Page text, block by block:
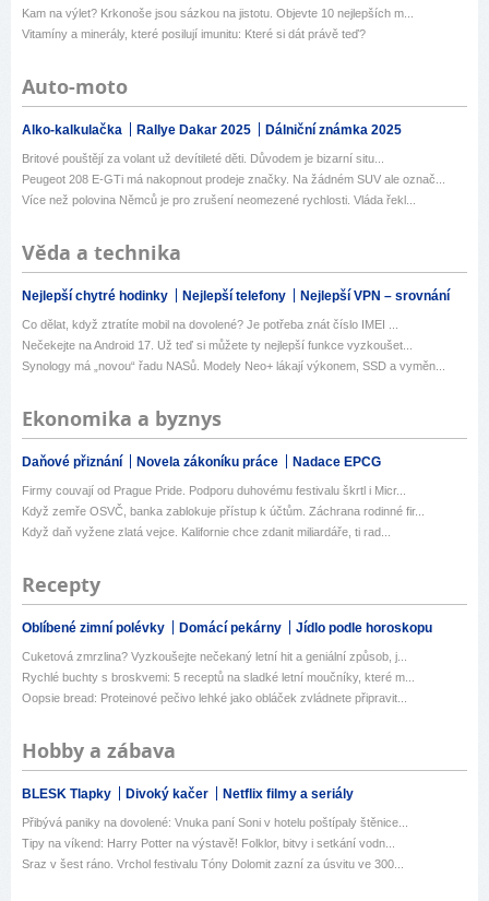
Kam na výlet? Krkonoše jsou sázkou na jistotu. Objevte 10 nejlepších m...
Vitamíny a minerály, které posilují imunitu: Které si dát právě teď?
Auto-moto
Alko-kalkulačka Rallye Dakar 2025 Dálniční známka 2025
Britové pouštějí za volant už devítileté děti. Důvodem je bizarní situ...
Peugeot 208 E-GTi má nakopnout prodeje značky. Na žádném SUV ale označ...
Více než polovina Němců je pro zrušení neomezené rychlosti. Vláda řekl...
Věda a technika
Nejlepší chytré hodinky Nejlepší telefony Nejlepší VPN – srovnání
Co dělat, když ztratíte mobil na dovolené? Je potřeba znát číslo IMEI ...
Nečekejte na Android 17. Už teď si můžete ty nejlepší funkce vyzkoušet...
Synology má „novou“ řadu NASů. Modely Neo+ lákají výkonem, SSD a vyměn...
Ekonomika a byznys
Daňové přiznání Novela zákoníku práce Nadace EPCG
Firmy couvají od Prague Pride. Podporu duhovému festivalu škrtl i Micr...
Když zemře OSVČ, banka zablokuje přístup k účtům. Záchrana rodinné fir...
Když daň vyžene zlatá vejce. Kalifornie chce zdanit miliardáře, ti rad...
Recepty
Oblíbené zimní polévky Domácí pekárny Jídlo podle horoskopu
Cuketová zmrzlina? Vyzkoušejte nečekaný letní hit a geniální způsob, j...
Rychlé buchty s broskvemi: 5 receptů na sladké letní moučníky, které m...
Oopsie bread: Proteinové pečivo lehké jako obláček zvládnete připravit...
Hobby a zábava
BLESK Tlapky Divoký kačer Netflix filmy a seriály
Přibývá paniky na dovolené: Vnuka paní Soni v hotelu poštípaly štěnice...
Tipy na víkend: Harry Potter na výstavě! Folklor, bitvy i setkání vodn...
Sraz v šest ráno. Vrchol festivalu Tóny Dolomit zazní za úsvitu ve 300...